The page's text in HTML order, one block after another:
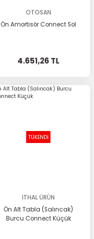
OTOSAN
Ön Amortisör Connect Sol
4.651,26 TL
TÜKENDİ
İTHAL ÜRÜN
Ön Alt Tabla (Salıncak)
Burcu Connect Küçük